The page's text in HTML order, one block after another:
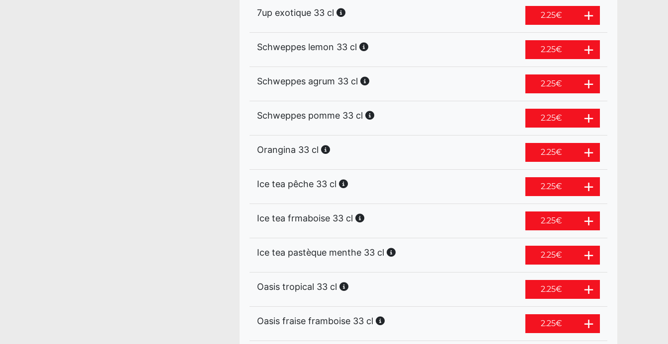
7up exotique 33 cl 2.25€
Schweppes lemon 33 cl 2.25€
Schweppes agrum 33 cl 2.25€
Schweppes pomme 33 cl 2.25€
Orangina 33 cl 2.25€
Ice tea pêche 33 cl 2.25€
Ice tea frmaboise 33 cl 2.25€
Ice tea pastèque menthe 33 cl 2.25€
Oasis tropical 33 cl 2.25€
Oasis fraise framboise 33 cl 2.25€